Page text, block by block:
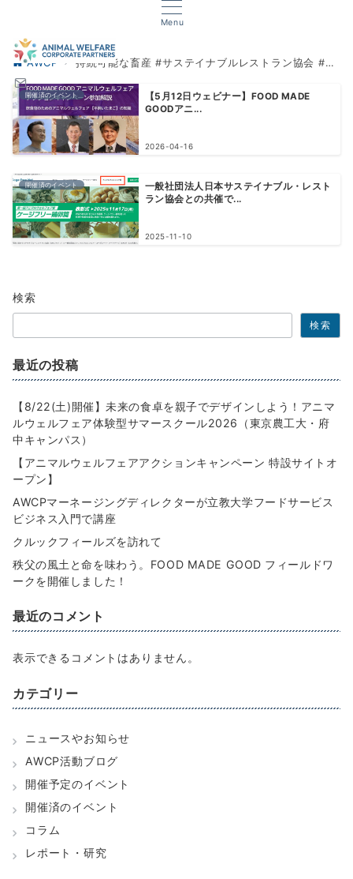
Menu
AWCP 持続可能な畜産 #サステイナブルレストラン協会 #SRAジャパン #スローフード
開催済のイベント
【5月12日ウェビナー】FOOD MADE
GOODアニ...
2026-04-16
開催済のイベント
一般社団法人日本サステイナブル・レスト
ラン協会との共催で...
2025-11-10
検索
検索
最近の投稿
【8/22(土)開催】未来の食卓を親子でデザインしよう！アニマ
ルウェルフェア体験型サマースクール2026（東京農工大・府
中キャンパス）
【アニマルウェルフェアアクションキャンペーン 特設サイトオ
ープン】
AWCPマーネージングディレクターが立教大学フードサービス
ビジネス入門で講座
クルックフィールズを訪れて
秩父の風土と命を味わう。FOOD MADE GOOD フィールドワ
ークを開催しました！
最近のコメント
表示できるコメントはありません。
カテゴリー
ニュースやお知らせ
AWCP活動ブログ
開催予定のイベント
開催済のイベント
コラム
レポート・研究